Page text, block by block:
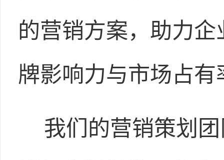
的营销方案，助力
牌影响力与市场占有
我们的营销策划